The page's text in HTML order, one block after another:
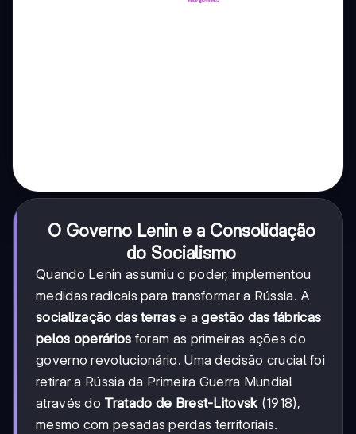
O Governo Lenin e a Consolidação
do Socialismo
Quando Lenin assumiu o poder, implementou
medidas radicais para transformar a Rússia. A
socialização das terrase agestão das fábricas
pelos operários foram as primeiras ações do
governo revolucionário. Uma decisão crucial foi
retirar a Rússia da Primeira Guerra Mundial
através do Tratado de Brest-Litovsk(1918),
mesmo com pesadas perdas territoriais.